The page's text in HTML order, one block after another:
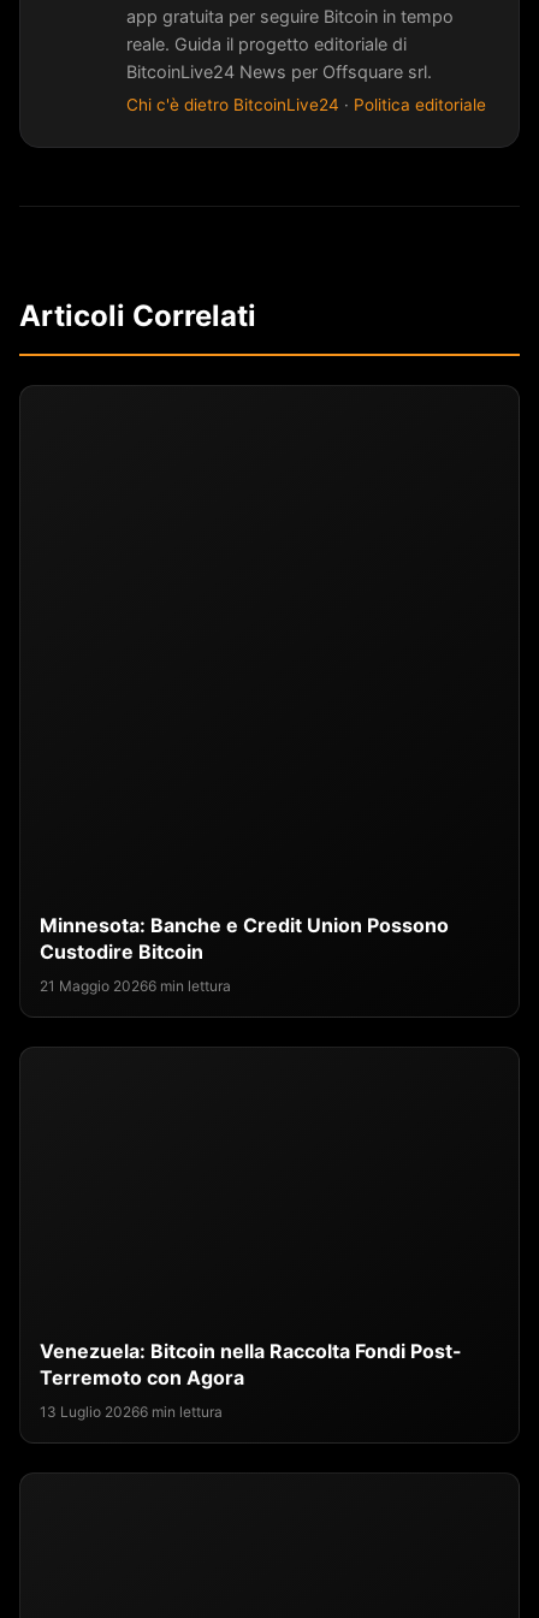
app gratuita per seguire Bitcoin in tempo
reale. Guida il progetto editoriale di
BitcoinLive24 News per Offsquare srl.
Chi c'è dietro BitcoinLive24 · Politica editoriale
Articoli Correlati
Minnesota: Banche e Credit Union Possono
Custodire Bitcoin
21 Maggio 20266 min lettura
Venezuela: Bitcoin nella Raccolta Fondi Post-
Terremoto con Agora
13 Luglio 20266 min lettura